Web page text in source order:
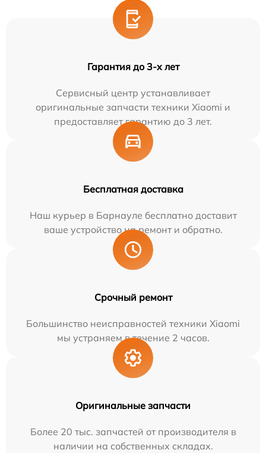
Гарантия до 3-х лет
Сервисный центр устанавливает
оригинальные запчасти техники Xiaomi и
предоставляет гарантию до 3 лет.
Бесплатная доставка
Наш курьер в Барнауле бесплатно доставит
ваше устройство на ремонт и обратно.
Срочный ремонт
Большинство неисправностей техники Xiaomi
мы устраняем в течение 2 часов.
Оригинальные запчасти
Более 20 тыс. запчастей от производителя в
наличии на собственных складах.